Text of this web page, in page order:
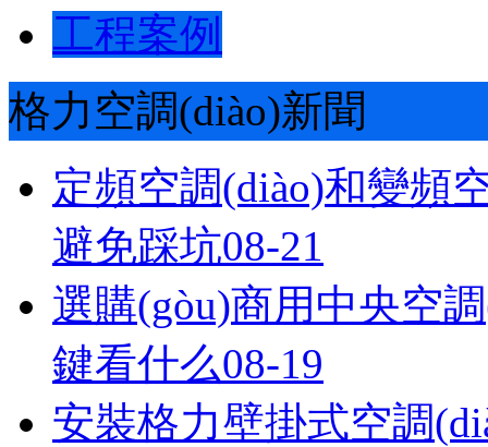
工程案例
格力空調(diào)新聞
定頻空調(diào)和變頻
避免踩坑08-21
選購(gòu)商用中央空
鍵看什么08-19
安裝格力壁掛式空調